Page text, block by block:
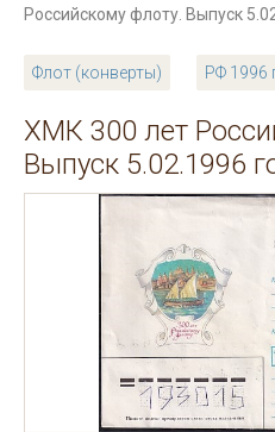
Российскому флоту. Выпуск
Флот (конверты) РФ 1996
ХМК 300 лет
Выпуск 5.02.1996